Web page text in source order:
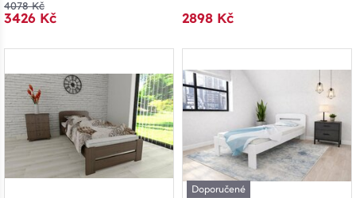
4078 Kč
3426 Kč 2898 Kč
Doporučené